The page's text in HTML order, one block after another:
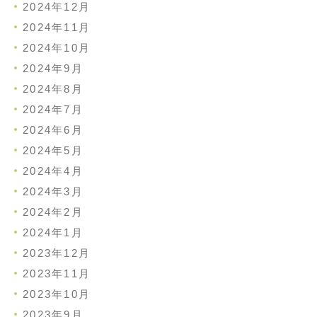
2024年12月
2024年11月
2024年10月
2024年9月
2024年8月
2024年7月
2024年6月
2024年5月
2024年4月
2024年3月
2024年2月
2024年1月
2023年12月
2023年11月
2023年10月
2023年9月